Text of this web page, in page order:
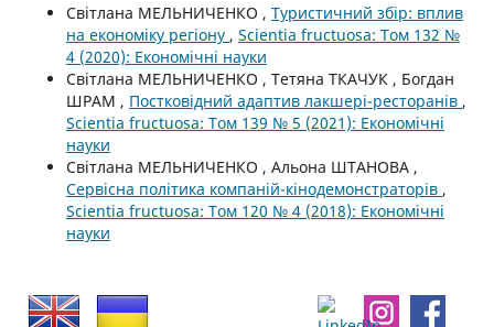
Світлана МЕЛЬНИЧЕНКО , Туристичний збір: вплив
на економіку регіону , Scientia fructuosa: Том 132 №
4 (2020): Економічні науки
Світлана МЕЛЬНИЧЕНКО , Тетяна ТКАЧУК , Богдан
ШРАМ , Постковідний адаптив лакшері-ресторанів ,
Scientia fructuosa: Том 139 № 5 (2021): Економічні
науки
Світлана МЕЛЬНИЧЕНКО , Альона ШТАНОВА ,
Сервісна політика компаній-кінодемонстраторів ,
Scientia fructuosa: Том 120 № 4 (2018): Економічні
науки